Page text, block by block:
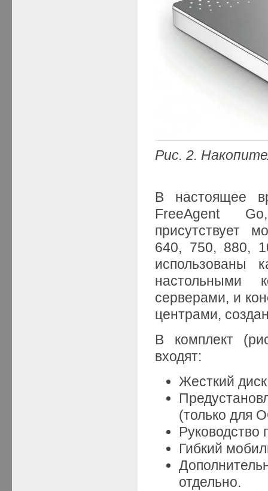
Рис. 2.
В настоящее
FreeAgent
присутствует
640, 750, 880,
использованы
настольными
серверами, и
центрами,
В комплект
входят:
Жесткий
(только для
Руководство
Гибкий
отдельно.